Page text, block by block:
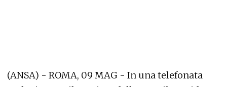
(ANSA) - ROMA, 09 MAG - In una telefonata